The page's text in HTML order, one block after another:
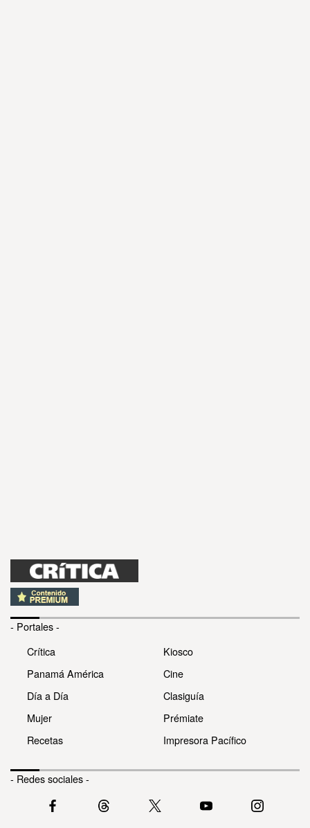
- Portales -
Crítica
Panamá América
Día a Día
Mujer
Recetas
Kiosco
Cine
Clasiguía
Prémiate
Impresora Pacífico
- Redes sociales -